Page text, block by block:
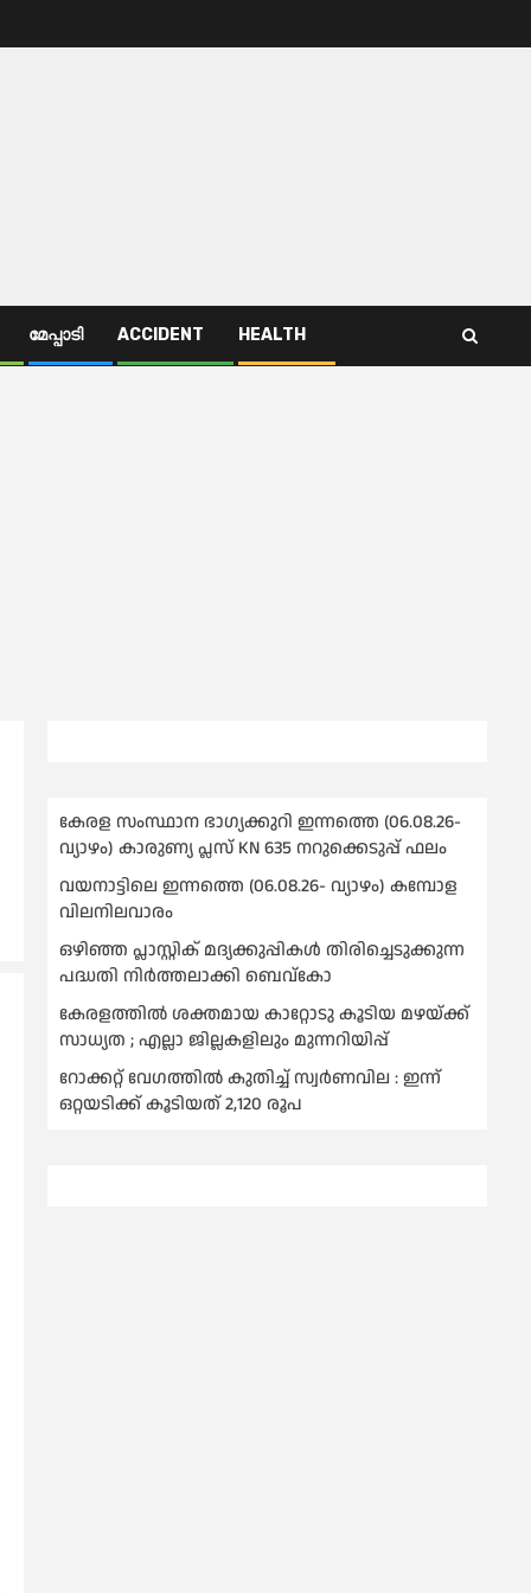
മേപ്പാടി ACCIDENT HEALTH
കേരള സംസ്ഥാന ഭാഗ്യക്കുറി ഇന്നത്തെ (06.08.26-
വ്യാഴം) കാരുണ്യ പ്ലസ് KN 635 നറുക്കെടുപ്പ് ഫലം
വയനാട്ടിലെ ഇന്നത്തെ (06.08.26- വ്യാഴം) കമ്പോള
വിലനിലവാരം
ഒഴിഞ്ഞ പ്ലാസ്റ്റിക് മദ്യക്കുപ്പികള്‍ തിരിച്ചെടുക്കുന്ന
പദ്ധതി നിര്‍ത്തലാക്കി ബെവ്കോ
കേരളത്തിൽ ശക്തമായ കാറ്റോടു കൂടിയ മഴയ്ക്ക്
സാധ്യത ; എല്ലാ ജില്ലകളിലും മുന്നറിയിപ്പ്
റോക്കറ്റ് വേഗത്തില്‍ കുതിച്ച് സ്വര്‍ണവില : ഇന്ന്
ഒറ്റയടിക്ക് കൂടിയത് 2,120 രൂപ